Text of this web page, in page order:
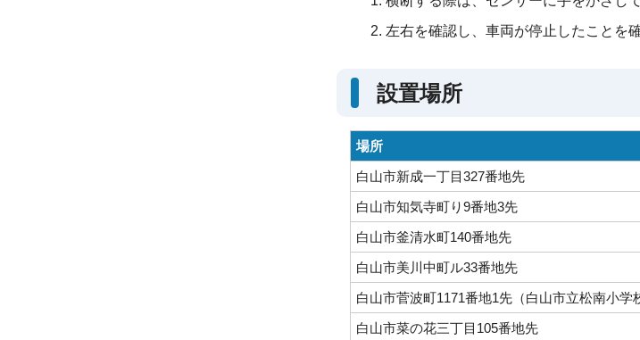
左右を確認し、車両が停止したことを
設置場所
場所
白山市新成一丁目327番地先
白山市知気寺町り9番地3先
白山市釜清水町140番地先
白山市美川中町ル33番地先
白山市菅波町1171番地1先（白山市立松南小学
白山市菜の花三丁目105番地先